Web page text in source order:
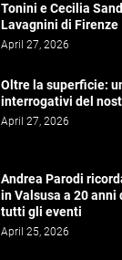
Tonini e Cecilia
Lavagnini di Firenze
April 27, 2026
Oltre la superficie:
interrogativi del
April 27, 2026
Andrea Parodi
in Valsusa a 20 anni
tutti gli eventi
April 25, 2026